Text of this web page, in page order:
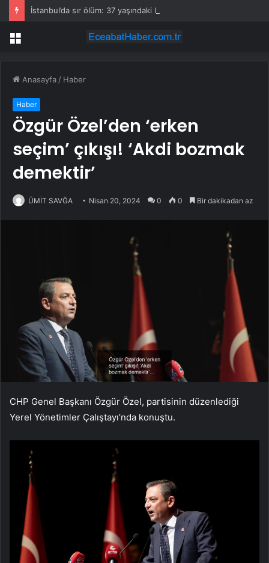
Menü
Anasayfa / Haber
Haber
Özgür Özel’den ‘erken
seçim’ çıkışı! ‘Akdi bozmak
demektir’
ÜMİT SAVĞA Nisan 20, 2024 0 0 Bir dakikadan az
CHP Genel Başkanı Özgür Özel, partisinin düzenlediği
Yerel Yönetimler Çalıştayı’nda konuştu.